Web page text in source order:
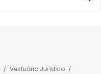
Vestuário Jurídico